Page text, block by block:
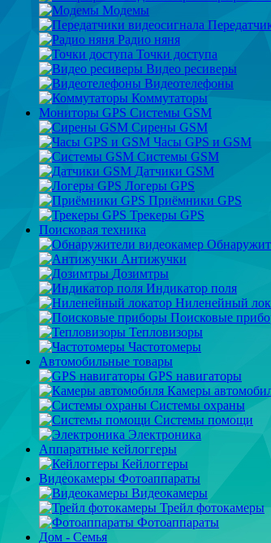
Модемы
Радио няня
Точки доступа
Видео ресиверы
Видеотелефоны
Коммутаторы
Мониторы GPS Системы GSM
Сирены GSM
Часы GPS и GSM
Системы GSM
Датчики GSM
Логеры GPS
Приёмники GPS
Трекеры GPS
Поисковая техника
Антижучки
Дозимтры
Индикатор поля
Ниленейный
Поисковые
Тепловизоры
Частотомеры
Автомобильные товары
GPS навигаторы
Камеры
Системы охраны
Системы помощи
Электроника
Аппаратные кейлоггеры
Кейлоггеры
Видеокамеры Фотоаппараты
Видеокамеры
Трейл фотокамеры
Фотоаппараты
Дом - Семья